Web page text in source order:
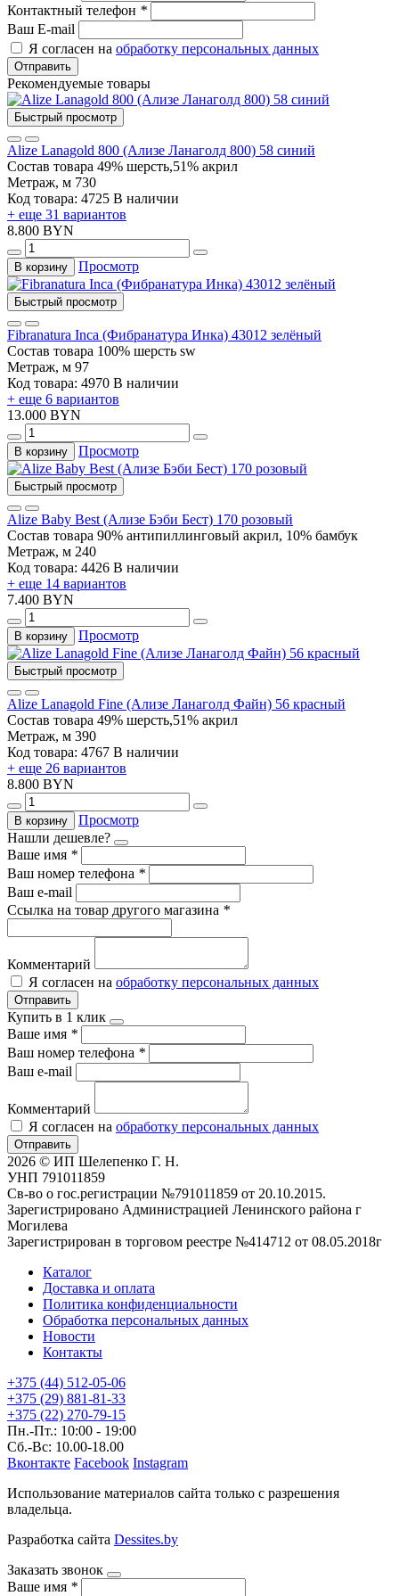
Контактный телефон *
Ваш E-mail
Я согласен на обработку персональных данных
Отправить
Рекомендуемые товары
Быстрый просмотр
Alize Lanagold 800 (Ализе Ланаголд 800) 58 синий
Состав товара 49% шерсть,51% акрил
Метраж, м 730
Код товара: 4725 В наличии
+ еще 31 вариантов
8.800 BYN
В корзину Просмотр
Быстрый просмотр
Fibranatura Inca (Фибранатура Инка) 43012 зелёный
Состав товара 100% шерсть sw
Метраж, м 97
Код товара: 4970 В наличии
+ еще 6 вариантов
13.000 BYN
В корзину Просмотр
Быстрый просмотр
Alize Baby Best (Ализе Бэби Бест) 170 розовый
Состав товара 90% антипиллинговый акрил, 10% бамбук
Метраж, м 240
Код товара: 4426 В наличии
+ еще 14 вариантов
7.400 BYN
В корзину Просмотр
Быстрый просмотр
Alize Lanagold Fine (Ализе Ланаголд Файн) 56 красный
Состав товара 49% шерсть,51% акрил
Метраж, м 390
Код товара: 4767 В наличии
+ еще 26 вариантов
8.800 BYN
В корзину
Просмотр
Нашли дешевле?
Ваше имя *
Ваш номер телефона *
Ваш e-mail
Ссылка на товар другого магазина *
Комментарий
Я согласен на обработку персональных данных
Отправить
Купить в 1 клик
Ваше имя *
Ваш номер телефона *
Ваш e-mail
Комментарий
Я согласен на обработку персональных данных
Отправить
2026 © ИП Шелепенко Г. Н.
УНП 791011859
Св-во о гос.регистрации №791011859 от 20.10.2015.
Зарегистрировано Администрацией Ленинского района г
Могилева
Зарегистрирован в торговом реестре №414712 от 08.05.2018г
Каталог
Доставка и оплата
Политика конфиденциальности
Обработка персональных данных
Новости
Контакты
+375 (44) 512-05-06
+375 (29) 881-81-33
+375 (22) 270-79-15
Пн.-Пт.: 10:00 - 19:00
Сб.-Вс: 10.00-18.00
Вконтакте Facebook Instagram
Использование материалов сайта только с разрешения
владельца.
Разработка сайта Dessites.by
Заказать звонок
Ваше имя *